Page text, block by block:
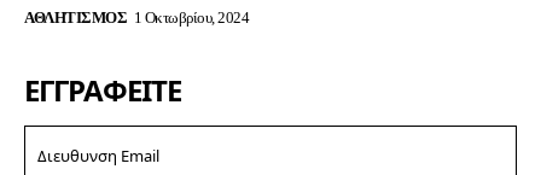
ΑΘΛΗΤΙΣΜΌΣ 1 Οκτωβρίου, 2024
ΕΓΓΡΑΦΕΊΤΕ